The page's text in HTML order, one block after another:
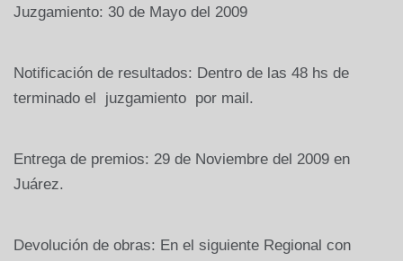
Juzgamiento: 30 de Mayo del 2009
Notificación de resultados: Dentro de las 48 hs de
terminado el juzgamiento por mail.
Entrega de premios: 29 de Noviembre del 2009 en
Juárez.
Devolución de obras: En el siguiente Regional con